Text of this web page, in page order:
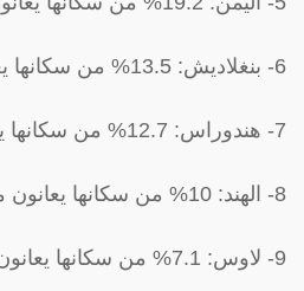
6- بنغلاديش: 13.5% من سكانها يعانون من الفقر
7- هندوراس: 12.7% من سكانها يعانون من الفقر
8- الهند: 10% من سكانها يعانون من الفقر
9- لاوس: 7.1% من سكانها يعانون من الفقر